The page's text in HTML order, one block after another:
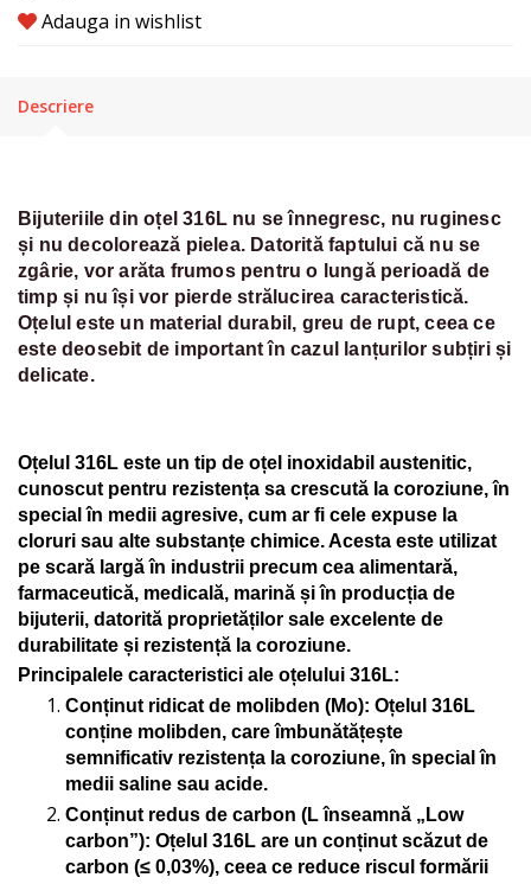
Adauga in wishlist
Descriere
Bijuteriile din oțel 316L nu se înnegresc, nu ruginesc
și nu decolorează pielea. Datorită faptului că nu se
zgârie, vor arăta frumos pentru o lungă perioadă de
timp și nu își vor pierde strălucirea caracteristică.
Oțelul este un material durabil, greu de rupt, ceea ce
este deosebit de important în cazul lanțurilor subțiri și
delicate.
Oțelul 316L este un tip de oțel inoxidabil austenitic,
cunoscut pentru rezistența sa crescută la coroziune, în
special în medii agresive, cum ar fi cele expuse la
cloruri sau alte substanțe chimice. Acesta este utilizat
pe scară largă în industrii precum cea alimentară,
farmaceutică, medicală, marină și în producția de
bijuterii, datorită proprietăților sale excelente de
durabilitate și rezistență la coroziune.
Principalele caracteristici ale oțelului 316L:
Conținut ridicat de molibden (Mo): Oțelul 316L
conține molibden, care îmbunătățește
semnificativ rezistența la coroziune, în special în
medii saline sau acide.
Conținut redus de carbon (L înseamnă „Low
carbon”): Oțelul 316L are un conținut scăzut de
carbon (≤ 0,03%), ceea ce reduce riscul formării